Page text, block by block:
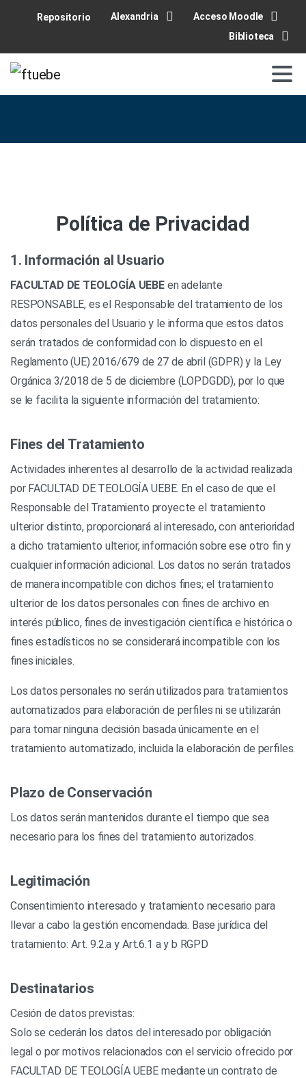
Repositorio Alexandria
Acceso Moodle
Biblioteca
Política de Privacidad
1. Información al Usuario
FACULTAD DE TEOLOGÍA UEBE en adelante
RESPONSABLE, es el Responsable del tratamiento de los
datos personales del Usuario y le informa que estos datos
serán tratados de conformidad con lo dispuesto en el
Reglamento (UE) 2016/679 de 27 de abril (GDPR) y la Ley
Orgánica 3/2018 de 5 de diciembre (LOPDGDD), por lo que
se le facilita la siguiente información del tratamiento:
Fines del Tratamiento
Actividades inherentes al desarrollo de la actividad realizada
por FACULTAD DE TEOLOGÍA UEBE. En el caso de que el
Responsable del Tratamiento proyecte el tratamiento
ulterior distinto, proporcionará al interesado, con anterioridad
a dicho tratamiento ulterior, información sobre ese otro fin y
cualquier información adicional. Los datos no serán tratados
de manera incompatible con dichos fines; el tratamiento
ulterior de los datos personales con fines de archivo en
interés público, fines de investigación científica e histórica o
fines estadísticos no se considerará incompatible con los
fines iniciales.
Los datos personales no serán utilizados para tratamientos
automatizados para elaboración de perfiles ni se utilizarán
para tomar ninguna decisión basada únicamente en el
tratamiento automatizado, incluida la elaboración de perfiles.
Plazo de Conservación
Los datos serán mantenidos durante el tiempo que sea
necesario para los fines del tratamiento autorizados.
Legitimación
Consentimiento interesado y tratamiento necesario para
llevar a cabo la gestión encomendada. Base jurídica del
tratamiento: Art. 9.2.a y Art.6.1 a y b RGPD
Destinatarios
Cesión de datos previstas:
Solo se cederán los datos del interesado por obligación
legal o por motivos relacionados con el servicio ofrecido por
FACULTAD DE TEOLOGÍA UEBE mediante un contrato de